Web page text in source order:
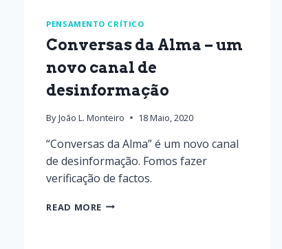
PENSAMENTO CRÍTICO
Conversas da Alma – um
novo canal de
desinformação
By João L. Monteiro 18 Maio, 2020
“Conversas da Alma” é um novo canal
de desinformação. Fomos fazer
verificação de factos.
READ MORE